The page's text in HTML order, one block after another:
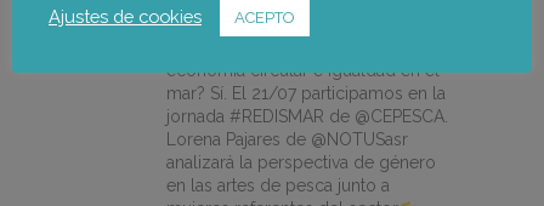
notus-asr @notusasr
economía circular e igualdad en el
mar? Sí. El 21/07 participamos en la
jornada #REDISMAR de @CEPESCA.
Lorena Pajares de @NOTUSasr
analizará la perspectiva de género
en las artes de pesca junto a
Ajustes de cookies ACEPTO